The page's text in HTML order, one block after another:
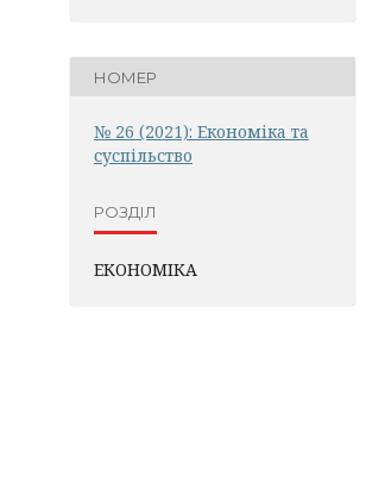
НОМЕР
№ 26 (2021): Економіка та
суспільство
РОЗДІЛ
ЕКОНОМІКА